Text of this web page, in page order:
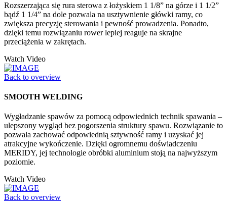
Rozszerzająca się rura sterowa z łożyskiem 1 1/8” na górze i 1 1/2”
bądź 1 1/4” na dole pozwala na usztywnienie główki ramy, co
zwiększa precyzję sterowania i pewność prowadzenia. Ponadto,
dzięki temu rozwiązaniu rower lepiej reaguje na skrajne
przeciążenia w zakrętach.
Watch Video
Back to overview
SMOOTH WELDING
Wygładzanie spawów za pomocą odpowiednich technik spawania –
ulepszony wygląd bez pogorszenia struktury spawu. Rozwiązanie to
pozwala zachować odpowiednią sztywność ramy i uzyskać jej
atrakcyjne wykończenie. Dzięki ogromnemu doświadczeniu
MERIDY, jej technologie obróbki aluminium stoją na najwyższym
poziomie.
Watch Video
Back to overview